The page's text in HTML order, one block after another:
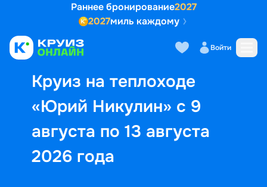
Раннее бронирование2027
2027миль каждому
Войти
Круиз на теплоходе
«Юрий Никулин» с 9
августа по 13 августа
2026 года
Выбор кают Маршрут и